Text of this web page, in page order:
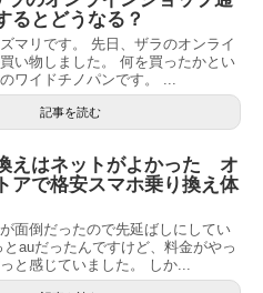
るとどうなる？
マリです。 先日、ザラのオンライ
い物しました。 何を買ったかとい
ワイドチノパンです。 ...
記事を読む
えはネットがよかった オ
アで格安スマホ乗り換え体
面倒だったので先延ばしにしてい
auだったんですけど、料金がやっ
と感じていました。 しか...